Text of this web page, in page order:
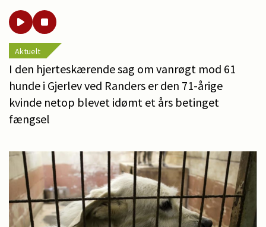
Aktuelt
I den hjerteskærende sag om vanrøgt mod 61
hunde i Gjerlev ved Randers er den 71-årige
kvinde netop blevet idømt et års betinget
fængsel